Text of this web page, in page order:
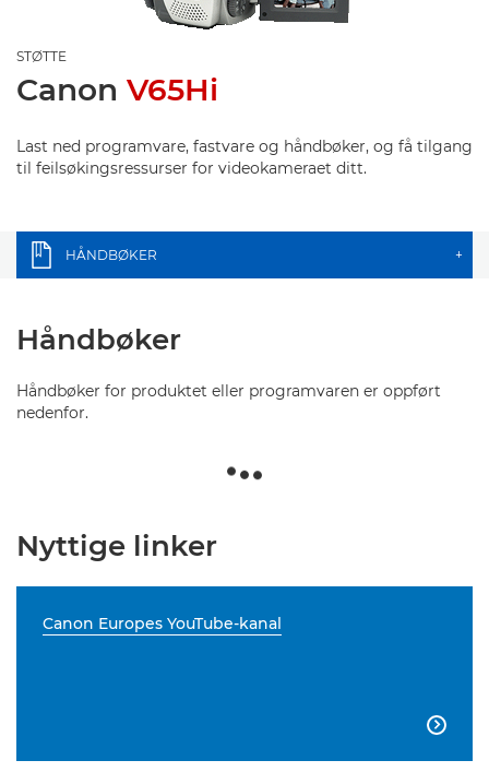
STØTTE
Canon V65Hi
Last ned programvare, fastvare og håndbøker, og få tilgang
til feilsøkingsressurser for videokameraet ditt.
HÅNDBØKER +
Håndbøker
Håndbøker for produktet eller programvaren er oppført
nedenfor.
Nyttige linker
Canon Europes YouTube-kanal
